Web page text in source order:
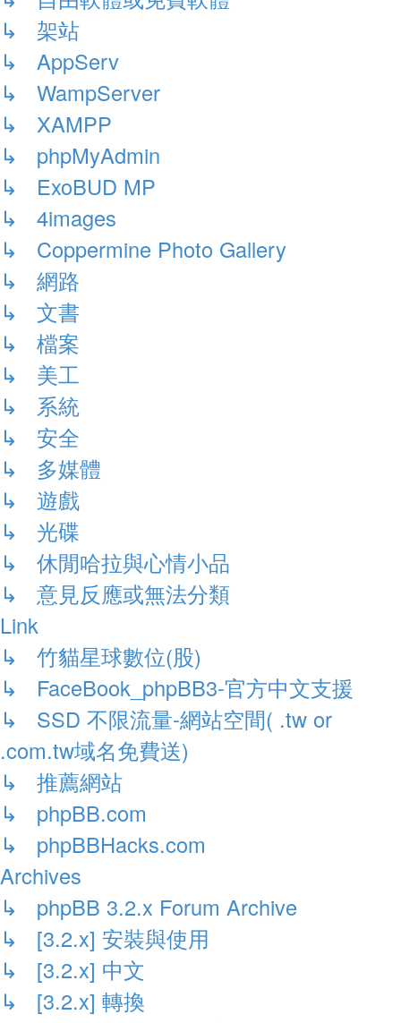
↳ 架站
↳ AppServ
↳ WampServer
↳ XAMPP
↳ phpMyAdmin
↳ ExoBUD MP
↳ 4images
↳ Coppermine Photo Gallery
↳ 網路
↳ 文書
↳ 檔案
↳ 美工
↳ 系統
↳ 安全
↳ 多媒體
↳ 遊戲
↳ 光碟
↳ 休閒哈拉與心情小品
↳ 意見反應或無法分類
Link
↳ 竹貓星球數位(股)
↳ FaceBook_phpBB3-官方中文支援
↳ SSD 不限流量-網站空間( .tw or
.com.tw域名免費送)
↳ 推薦網站
↳ phpBB.com
↳ phpBBHacks.com
Archives
↳ phpBB 3.2.x Forum Archive
↳ [3.2.x] 安裝與使用
↳ [3.2.x] 中文
↳ [3.2.x] 轉換